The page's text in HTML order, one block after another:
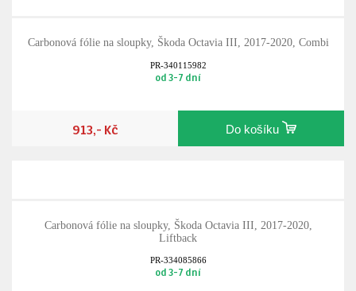
Carbonová fólie na sloupky, Škoda Octavia III, 2017-2020, Combi
PR-340115982
od 3-7 dní
913,- Kč Do košíku
Carbonová fólie na sloupky, Škoda Octavia III, 2017-2020,
Liftback
PR-334085866
od 3-7 dní